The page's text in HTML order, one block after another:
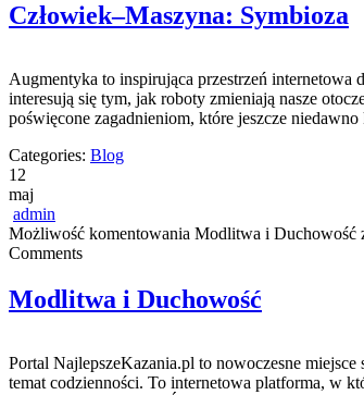
Człowiek–Maszyna: Symbioza
Augmentyka to inspirująca przestrzeń internetowa
interesują się tym, jak roboty zmieniają nasze
poświęcone zagadnieniom, które jeszcze
Categories: Blog
12
maj
admin
Możliwość komentowania Modlitwa i Duchowość
Comments
Modlitwa i Duchowość
Portal NajlepszeKazania.pl to nowoczesne
temat codzienności. To internetowa platforma, w